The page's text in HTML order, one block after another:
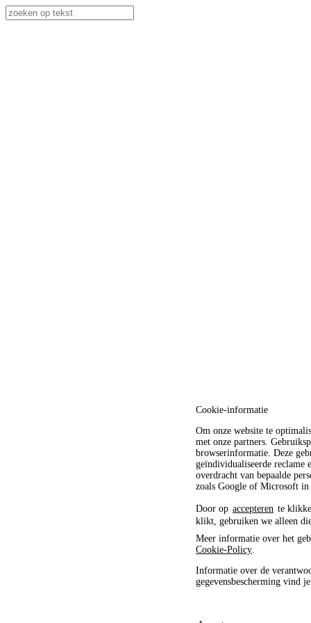
Cookie-informatie
Om onze website te
met onze partners.
browserinformatie. Deze
geïndividualiseerde
overdracht van bepaalde
zoals Google of Microsoft in
Door op accepteren te
klikt, gebruiken we alleen
Meer informatie over het
Cookie-Policy
Informatie over de
gegevensbescherming vind